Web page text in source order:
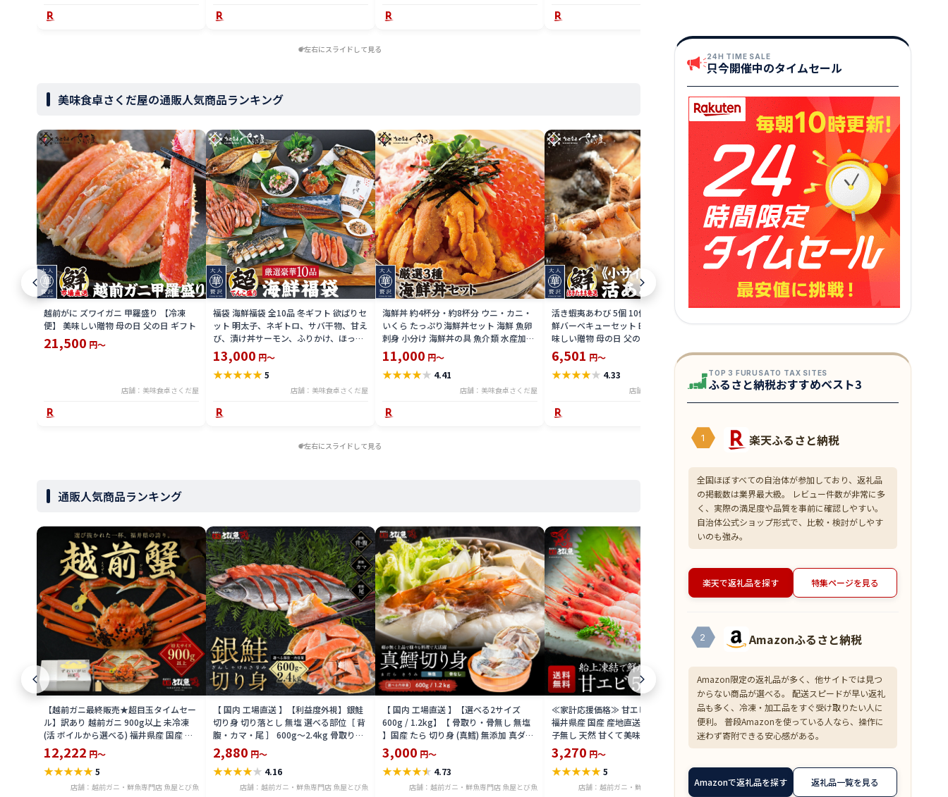
左右にスライドして見る
美味食卓さくだ屋の通販人気商品ランキング
越前がに ズワイガニ 甲羅盛り 【冷凍
便】 美味しい贈物 母の日 父の日 ギフト
21,500 円～
店舗：美味食卓さくだ屋
福袋 海鮮福袋 全10品 冬ギフト 欲ばりセ
ット 明太子、ネギトロ、サバ干物、甘え
び、漬け丼サーモン、ふりかけ、ほっけ
干物、焼き鯖寿司、おつまみタコ、うな
ぎ蒲焼き お取り寄せ 【冷凍便】 美味し
い贈物
13,000 円～
★★★★★5
店舗：美味食卓さくだ屋
海鮮丼 約4杯分・約8杯分 ウニ・カニ・
いくら たっぷり海鮮丼セット 海鮮 魚卵
刺身 小分け 海鮮丼の具 魚介類 水産加工
品【冷凍便】美味しい贈物 母の日 父の
日 ギフト
11,000 円～
★★★★★ 4.41
店舗：美味食卓さくだ屋
活き蝦夷あわび 5個 10個 ミニサイズ 海
鮮バーベキューセット BBQ【冷蔵便】美
味しい贈物 母の日 父の日 ギフト
6,501 円～
★★★★★ 4.33
店舗：美味食卓さくだ屋
おまかせ 製造元直売 アウトレット干物
の日 ギフト
3,500円～
★★★★★ 4.18
店舗：美味食卓さくだ屋
がらえび
凍便】美味し
6,000
左右にスライドして見る
通販人気商品ランキング
【越前ガニ最終販売★超目玉タイムセー
ル】訳あり 越前ガニ 900g以上 未冷凍
(活 ボイルから選べる) 福井県産 国産 産
地直送 脚折れ 訳ありカニ 越前がに ズワ
イガニ 越前 かに 送料無料 etz-900w
12,222 円～
★★★★★5
店舗：越前ガニ・鮮魚専門店 魚屋とび魚
【 国内 工場直送 】【利益度外視】銀鮭
切り身 切り落とし 無塩 選べる部位［ 背
腹・カマ・尾 ］ 600g〜2.4kg 骨取り・
骨無し 骨あり 切り落とし 骨取り・骨無
し 切身 ses2301-12ka
2,880 円～
★★★★★ 4.16
店舗：越前ガニ・鮮魚専門店 魚屋とび魚
【 国内 工場直送 】【選べる2サイズ
600g / 1.2kg】【 骨取り・骨無し 無塩
】国産 たら 切り身 (真鱈) 無添加 真ダラ
骨抜き 鍋 フライ ホイル焼き 送料無料
tar2306-12ka
3,000 円～
★★★★★ 4.73
店舗：越前ガニ・鮮魚専門店 魚屋とび魚
≪家計応援価格≫ 甘エビ 500g 約50尾
福井県産 国産 産地直送 大容量 業務用
子無し 天然 甘くて美味しい あまえび ア
マエビ お刺身 お寿司 バーベキュー 船上
凍結 送料無料 amaebis
3,270 円～
★★★★★5
店舗：越前ガニ・鮮魚専門店 魚屋とび魚
【超目玉】ズワイガニ むき身 爪下 1kg
(解凍後800g) 蟹 かに 冷凍 訳あり 送料無
料 zkani2410
6,999
★★★★★4.33
店舗：越前ガニ・鮮魚専門店 魚屋とび魚
焼き チャーハ
1,390
★
24H TIME SALE
只今開催中のタイムセール
TOP 3 FURUSATO TAX SITES
ふるさと納税おすすめベスト3
1 楽天ふるさと納税
全国ほぼすべての自治体が参加しており、返礼品
の掲載数は業界最大級。 レビュー件数が非常に多
く、実際の満足度や品質を事前に確認しやすい。
自治体公式ショップ形式で、比較・検討がしやす
いのも強み。
楽天で返礼品を探す 特集ページを見る
2 Amazonふるさと納税
Amazon限定の返礼品が多く、他サイトでは見つ
からない商品が選べる。 配送スピードが早い返礼
品も多く、冷凍・加工品をすぐ受け取りたい人に
便利。 普段Amazonを使っている人なら、操作に
迷わず寄附できる安心感がある。
Amazonで返礼品を探す 返礼品一覧を見る